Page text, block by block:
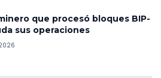
que procesó bloques BIP-
sus operaciones